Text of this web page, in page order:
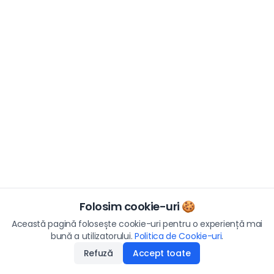
Folosim cookie-uri 🍪
Această pagină folosește cookie-uri pentru o experiență mai
bună a utilizatorului. Politica de Cookie-uri.
Refuză
Accept toate